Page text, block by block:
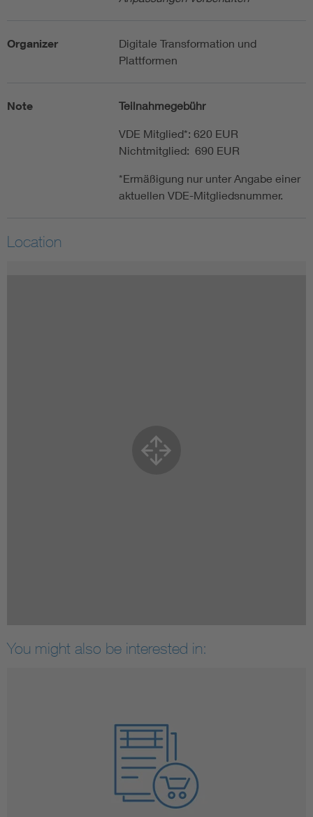
Organizer
Digitale Transformation und
Plattformen
Note Teilnahmegebühr
VDE Mitglied*: 620 EUR
Nichtmitglied: 690 EUR
*Ermäßigung nur unter Angabe einer
aktuellen VDE-Mitgliedsnummer.
Location
You might also be interested in: